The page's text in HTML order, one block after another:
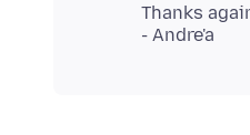
Thanks